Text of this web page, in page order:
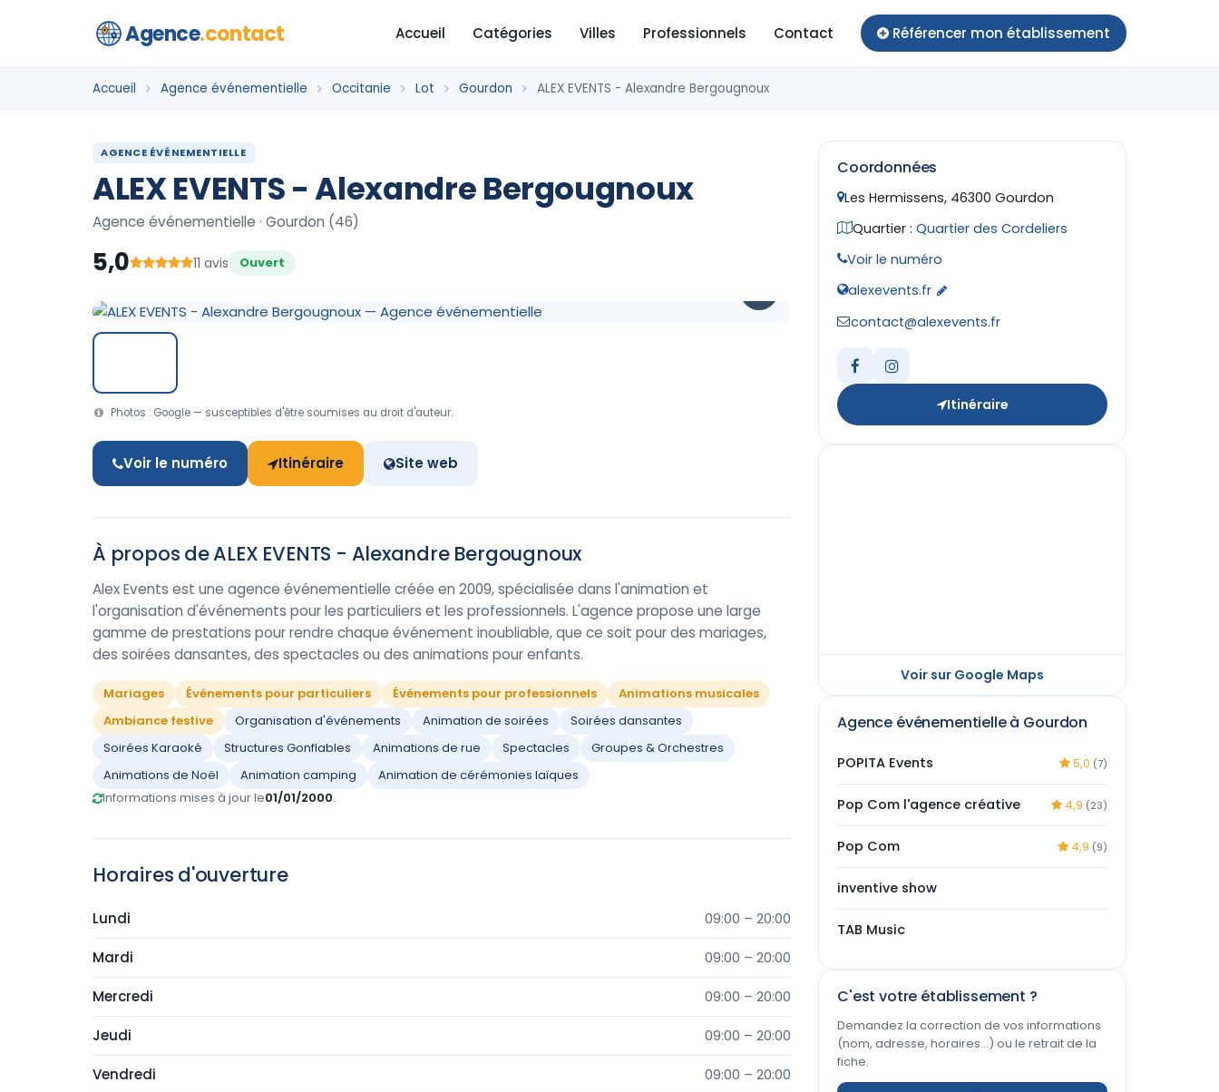
Agence.contact Accueil Catégories Villes Professionnels Contact Référencer mon établissement
Accueil Agence événementielle Occitanie Lot Gourdon ALEX EVENTS - Alexandre Bergougnoux
AGENCE ÉVÉNEMENTIELLE
ALEX EVENTS - Alexandre Bergougnoux
Agence événementielle · Gourdon (46)
5,0 11 avis Ouvert
Photos : Google — susceptibles d'être soumises au droit d'auteur.
Voir le numéro Itinéraire Site web
À propos de ALEX EVENTS - Alexandre Bergougnoux
Alex Events est une agence événementielle créée en 2009, spécialisée dans l'animation et
l'organisation d'événements pour les particuliers et les professionnels. L'agence propose une large
gamme de prestations pour rendre chaque événement inoubliable, que ce soit pour des mariages,
des soirées dansantes, des spectacles ou des animations pour enfants.
Mariages Événements pour particuliers Événements pour professionnels
Animations musicales
Ambiance festive
Organisation d'événements Animation de soirées
Soirées dansantes
Soirées Karaoké
Structures Gonflables Animations de rue Spectacles
Groupes & Orchestres
Animations de Noël
Animation camping
Animation de cérémonies laïques
Informations mises à jour le01/01/2000.
Horaires d'ouverture
Lundi 09:00 – 20:00
Mardi 09:00 – 20:00
Mercredi 09:00 – 20:00
Jeudi 09:00 – 20:00
Vendredi 09:00 – 20:00
Coordonnées
Les Hermissens, 46300 Gourdon
Quartier : Quartier des Cordeliers
Voir le numéro
alexevents.fr
contact@alexevents.fr
Itinéraire
Voir sur Google Maps
Agence événementielle à Gourdon
POPITA Events 5,0 (7)
Pop Com l'agence créative 4,9 (23)
Pop Com 4,9 (9)
inventive show
TAB Music
C'est votre établissement ?
Demandez la correction de vos informations
(nom, adresse, horaires…) ou le retrait de la
fiche.